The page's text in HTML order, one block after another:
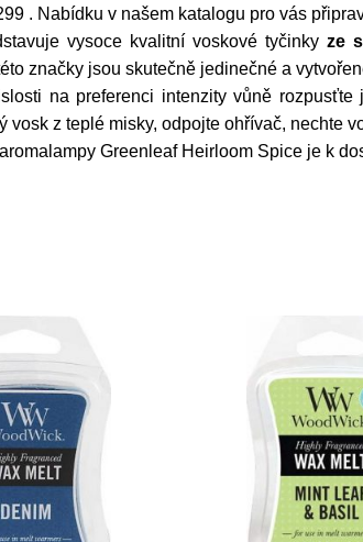
. Nabídku v našem katalogu pro vás
vysoce kvalitní voskové tyčinky ze
značky jsou skutečně jedinečné a
na preferenci intenzity vůně
vosk z teplé misky, odpojte ohřívač, nechte
Greenleaf Heirloom Spice je k